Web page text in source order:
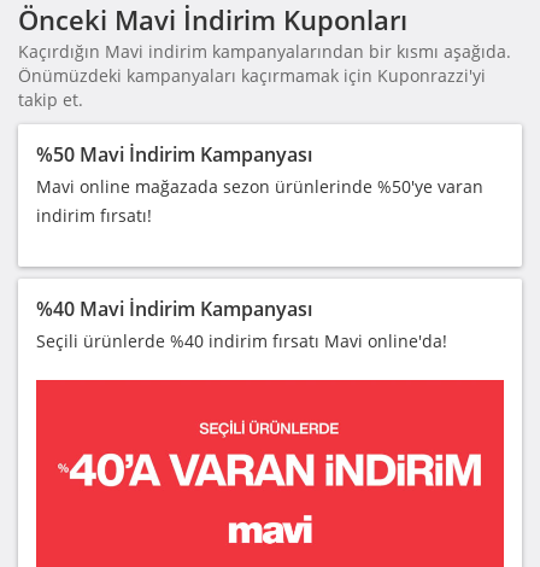
Önceki Mavi İndirim Kuponları
Kaçırdığın Mavi indirim kampanyalarından bir kısmı aşağıda.
Önümüzdeki kampanyaları kaçırmamak için Kuponrazzi'yi
takip et.
%50 Mavi İndirim Kampanyası
Mavi online mağazada sezon ürünlerinde %50'ye varan
indirim fırsatı!
%40 Mavi İndirim Kampanyası
Seçili ürünlerde %40 indirim fırsatı Mavi online'da!